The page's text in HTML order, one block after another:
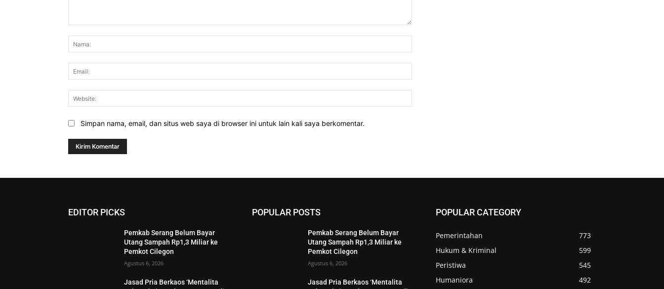
Simpan nama, email, dan situs web saya di browser ini untuk lain kali saya berkomentar.
EDITOR PICKS
Pemkab Serang Belum Bayar
Utang Sampah Rp1,3 Miliar ke
Pemkot Cilegon
Agustus 6, 2026
Jasad Pria Berkaos ‘Mentalita
POPULAR POSTS
Pemkab Serang Belum Bayar
Utang Sampah Rp1,3 Miliar ke
Pemkot Cilegon
Agustus 6, 2026
Jasad Pria Berkaos ‘Mentalita
POPULAR CATEGORY
Pemerintahan
773
Hukum & Kriminal
599
Peristiwa
545
Humaniora
492